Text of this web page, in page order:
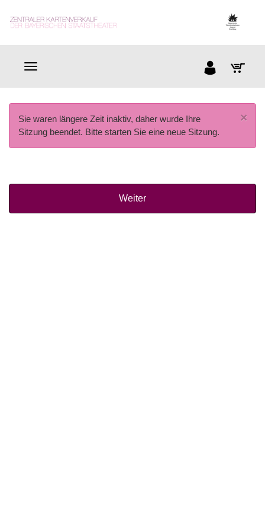
×
Sie waren längere Zeit inaktiv, daher wurde Ihre
Sitzung beendet. Bitte starten Sie eine neue Sitzung.
Weiter